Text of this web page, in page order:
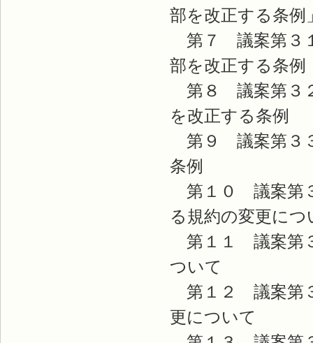
部を改正する条例
第７ 議案第３
部を改正する条例
第８ 議案第３
を改正する条例
第９ 議案第３
条例
第１０ 議案第
る規約の変更につ
第１１ 議案第
ついて
第１２ 議案第
更について